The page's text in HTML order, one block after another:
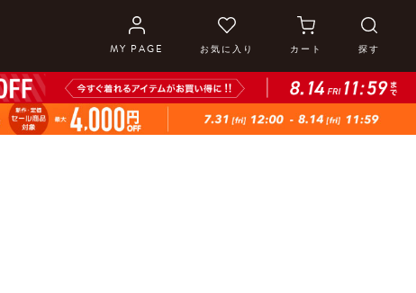
MY PAGE お気に入り カート 探す